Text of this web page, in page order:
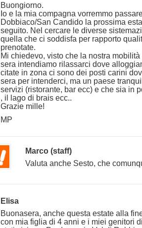
Buongiorno.
Io e la mia compagna vorremmo
Dobbiaco/San Candido la prossima
seguito. Nel cercare le diverse
quella che ci soddisfa per rapporto
prenotate.
Mi chiedevo, visto che la nostra
sera intendiamo rilassarci dove
citate in zona ci sono dei posti carini
sera per intenderci, ma un paese
servizi (ristorante, bar ecc) e che sia in
, il lago di brais ecc..
Grazie mille!
MP
Marco (staff)
Valuta anche Sesto, che
Elisa
Buonasera, anche questa estate alla
con mia figlia di 4 anni e i miei genitori